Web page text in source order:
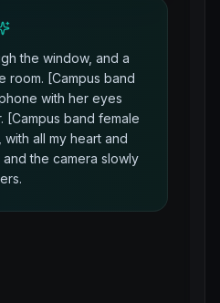
the window, and a
room. [Campus band
with her eyes
[Campus band female
all my heart and
the camera slowly